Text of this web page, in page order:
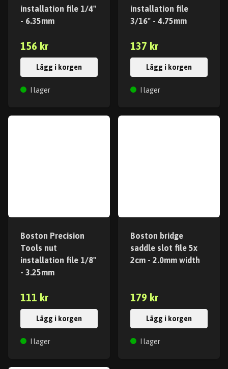
installation file 1/4"
- 6.35mm
156 kr
Lägg i korgen
I lager
installation file
3/16" - 4.75mm
137 kr
Lägg i korgen
I lager
Boston Precision
Tools nut
installation file 1/8"
- 3.25mm
111 kr
Lägg i korgen
I lager
Boston bridge
saddle slot file 5x
2cm - 2.0mm width
179 kr
Lägg i korgen
I lager